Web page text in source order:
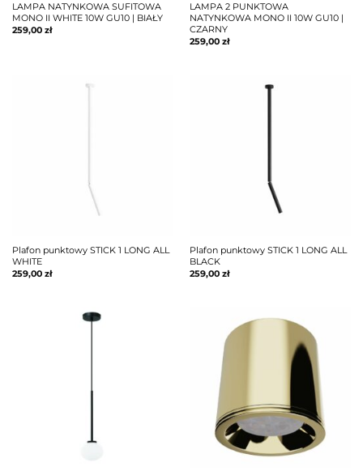
LAMPA NATYNKOWA SUFITOWA
MONO II WHITE 10W GU10 | BIAŁY
259,00 zł
LAMPA 2 PUNKTOWA
NATYNKOWA MONO II 10W GU10 |
CZARNY
259,00 zł
Plafon punktowy STICK 1 LONG ALL
WHITE
259,00 zł
Plafon punktowy STICK 1 LONG ALL
BLACK
259,00 zł